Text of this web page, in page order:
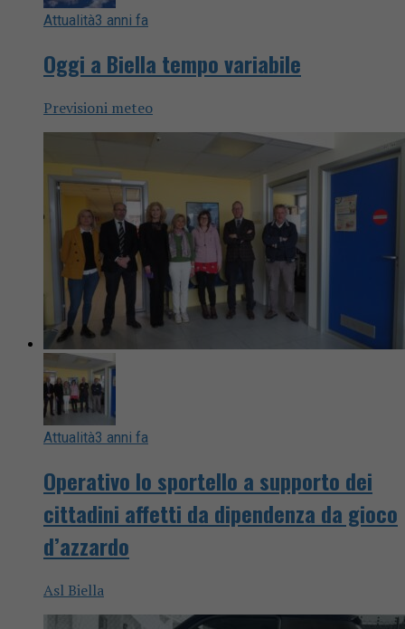
Attualità3 anni fa
Oggi a Biella tempo variabile
Previsioni meteo
Attualità3 anni fa
Operativo lo sportello a supporto dei
cittadini affetti da dipendenza da gioco
d’azzardo
Asl Biella